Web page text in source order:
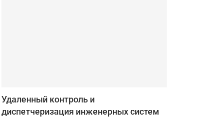
Удаленный контроль и
диспетчеризация инженерных систем